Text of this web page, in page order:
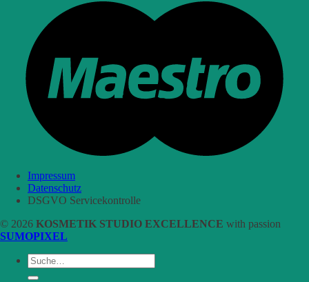
Impressum
Datenschutz
DSGVO Servicekontrolle
© 2026 KOSMETIK STUDIO EXCELLENCE with passion
SUMOPIXEL
Suche
nach: